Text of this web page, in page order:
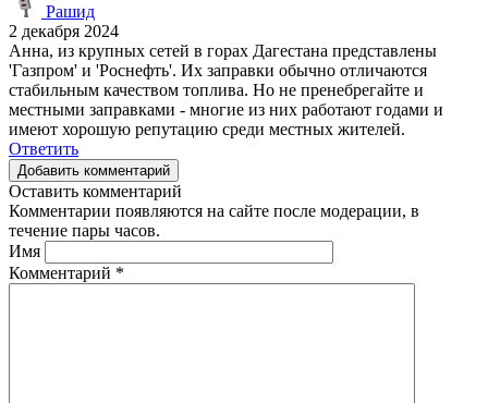
Рашид
2 декабря 2024
Анна, из крупных сетей в горах Дагестана представлены
'Газпром' и 'Роснефть'. Их заправки обычно отличаются
стабильным качеством топлива. Но не пренебрегайте и
местными заправками - многие из них работают годами и
имеют хорошую репутацию среди местных жителей.
Ответить
Добавить комментарий
Оставить комментарий
Комментарии появляются на сайте после модерации, в
течение пары часов.
Имя
Комментарий *